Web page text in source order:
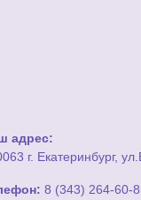
адрес:
г. Екатеринбург,
8 (343) 264-60-